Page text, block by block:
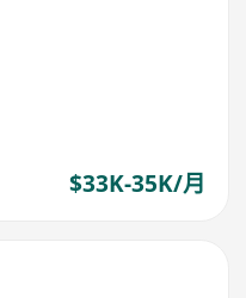
$33K-35K/月